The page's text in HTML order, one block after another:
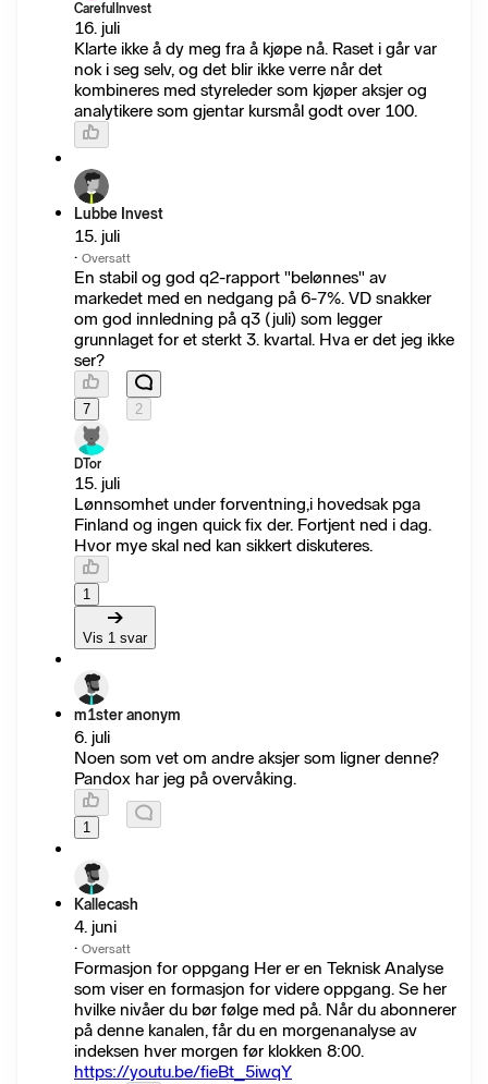
CarefulInvest
16. juli
Klarte ikke å dy meg fra å kjøpe nå. Raset i går var
nok i seg selv, og det blir ikke verre når det
kombineres med styreleder som kjøper aksjer og
analytikere som gjentar kursmål godt over 100.
Lubbe Invest
15. juli
· Oversatt
En stabil og god q2-rapport "belønnes" av
markedet med en nedgang på 6-7%. VD snakker
om god innledning på q3 (juli) som legger
grunnlaget for et sterkt 3. kvartal. Hva er det jeg ikke
ser?
7 2
DTor
15. juli
Lønnsomhet under forventning,i hovedsak pga
Finland og ingen quick fix der. Fortjent ned i dag.
Hvor mye skal ned kan sikkert diskuteres.
1
Vis 1 svar
m1ster anonym
6. juli
Noen som vet om andre aksjer som ligner denne?
Pandox har jeg på overvåking.
1
Kallecash
4. juni
· Oversatt
Formasjon for oppgang Her er en Teknisk Analyse
som viser en formasjon for videre oppgang. Se her
hvilke nivåer du bør følge med på. Når du abonnerer
på denne kanalen, får du en morgenanalyse av
indeksen hver morgen før klokken 8:00.
https://youtu.be/fieBt_5iwqY